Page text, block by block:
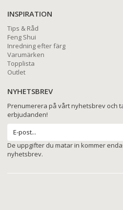
INSPIRATION
Tips & Råd
Feng Shui
Inredning efter färg
Varumärken
Topplista
Outlet
NYHETSBREV
Prenumerera på vårt nyhetsbrev och
erbjudanden!
De uppgifter du matar in kommer
nyhetsbrev.